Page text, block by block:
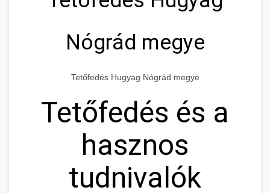
Nógrád megye
Tetőfedés Hugyag Nógrád megye
Tetőfedés és a
hasznos
tudnivalók